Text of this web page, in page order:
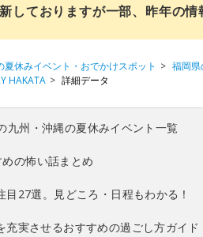
しておりますが一部、昨年の情
夏休みイベント・おでかけスポット 福岡県
HAKATA
詳細データ
州・沖縄の夏休みイベント一覧
めの怖い話まとめ
目27選。見どころ・日程もわかる！
充実させるおすすめの過ごし方ガイド